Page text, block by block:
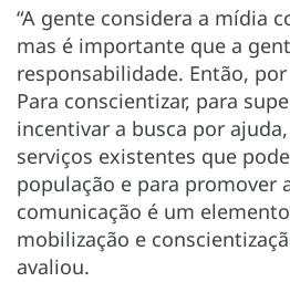
“A gente considera a mídia
mas é importante que a
responsabilidade. Então,
Para conscientizar, para
incentivar a busca por
serviços existentes que
população e para promover
comunicação é um
mobilização e
avaliou.